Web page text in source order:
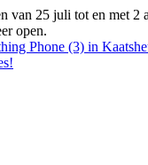
van 25 juli tot en met 2
open.